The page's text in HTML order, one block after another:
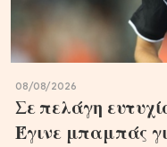
08/08/2026
Σε πελάγη
Έγινε μπαμπάς